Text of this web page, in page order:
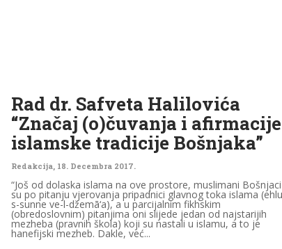
Rad dr. Safveta Halilovića
“Značaj (o)čuvanja i afirmacije
islamske tradicije Bošnjaka”
Redakcija, 18. Decembra 2017.
“Još od dolaska islama na ove prostore, muslimani Bošnjaci
su po pitanju vjerovanja pripadnici glavnog toka islama
s-sunne ve-l-džemā‘a), a u parcijalnim fikhskim
(obredoslovnim) pitanjima oni slijede jedan od najstarijih
mezheba (pravnih škola) koji su nastali u islamu, a to je
hanefijski mezheb. Dakle, već...